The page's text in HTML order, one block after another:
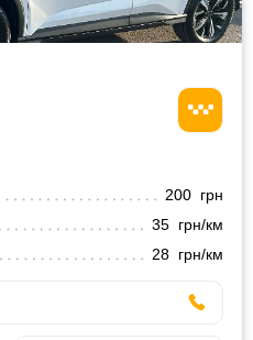
200 грн
35 грн/км
28 грн/км